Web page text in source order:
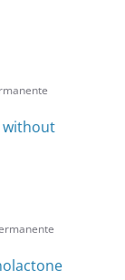
without